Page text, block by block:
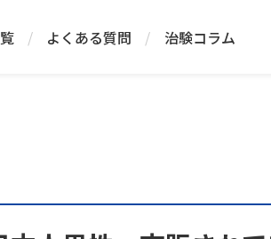
/ よくある質問 / 治験コラム